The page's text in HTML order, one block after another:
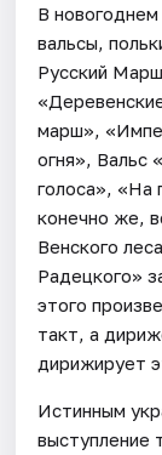
В
вальсы,
Русский
марш»,
огня», Вальс
голоса», «На
конечно же,
Венского
Радецкого»
этого
такт, а
дирижирует
Истинным
выступление